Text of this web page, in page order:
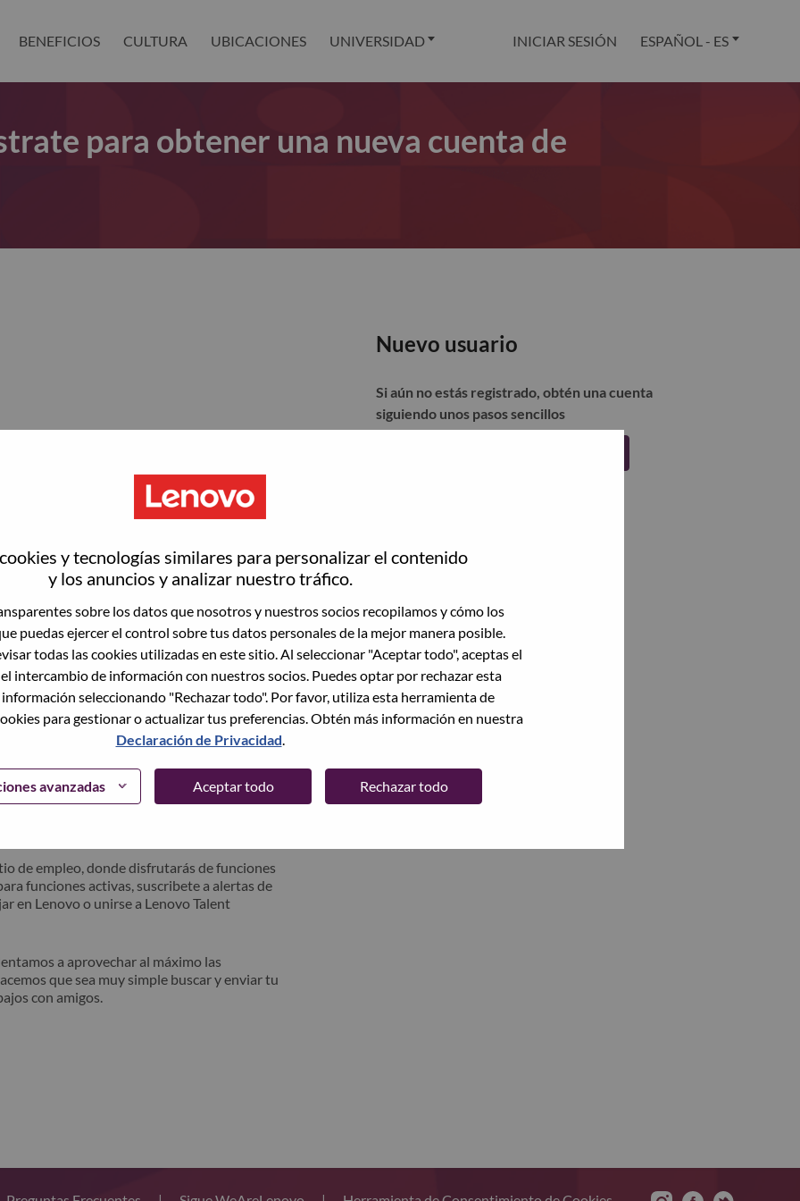
y tecnologías similares para personalizar el contenido
y los anuncios y analizar nuestro tráfico.
sobre los datos que nosotros y nuestros socios recopilamos y cómo los
puedas ejercer el control sobre tus datos personales de la mejor manera posible.
todas las cookies utilizadas en este sitio. Al seleccionar "Aceptar todo", aceptas el
intercambio de información con nuestros socios. Puedes optar por rechazar esta
seleccionando "Rechazar todo". Por favor, utiliza esta herramienta de
para gestionar o actualizar tus preferencias. Obtén más información en nuestra
Declaración de Privacidad.
avanzadas Aceptar todo Rechazar todo
BENEFICIOS CULTURA UBICACIONES UNIVERSIDAD INICIAR SESIÓN ESPAÑOL - ES
para obtener una nueva cuenta de
actual, tenemos su correo electrónico
su contraseña?" para restablecer e iniciar
como nuevo usuario, comunícate con
con los detalles del error y
"Problema de inicio de sesión del
Un miembro de nuestro equipo se
de la revisión.
de empleo, donde disfrutarás de funciones
funciones activas, suscribete a alertas de
en Lenovo o unirse a Lenovo Talent
a aprovechar al máximo las
que sea muy simple buscar y enviar tu
con amigos.
Nuevo usuario
Si aún no estás registrado, obtén una cuenta
siguiendo unos pasos sencillos